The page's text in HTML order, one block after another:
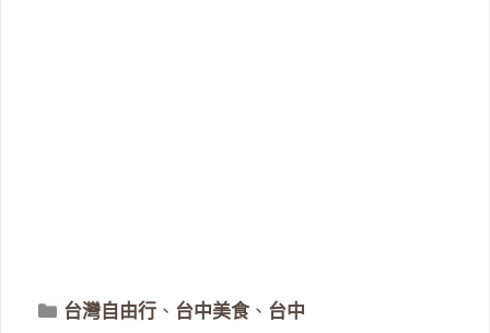
分
台灣自由行 、 台中美食、 台中